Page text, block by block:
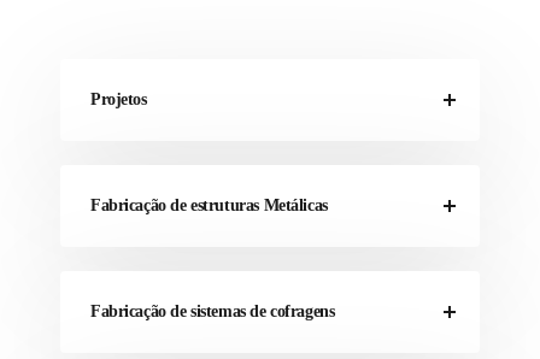
Projetos
Fabricação de estruturas Metálicas
Fabricação de sistemas de cofragens